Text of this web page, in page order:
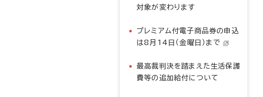
対象が変わります
プレミアム付電子商品券の申込
は8月14日（金曜日）まで
最高裁判決を踏まえた生活保護
費等の追加給付について